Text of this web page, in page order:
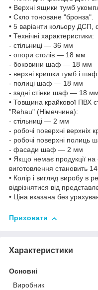
• Верхні ящики тумб
• Скло тоноване "бронза".
• 5 варіанти кольору ДСП,
• Технічні характеристики:
- стільниці — 36 мм
- опори столів — 18 мм
- боковини шаф — 18 мм
- верхні кришки тумб і
- полиці шаф — 18 мм
- задні стінки шаф — 18 мм
• Товщина крайкової ПВХ
"Rehau" (Німеччина):
- стільниці — 2 мм
- робочі поверхні
- робочі поверхні
- фасади шаф — 2 мм
• Якщо немає продукції на
виготовлення становить
• Колір і вигляд виробу в
відрізнятися від
• Ціна вказана без
Приховати
Характеристики
Основні
Виробник